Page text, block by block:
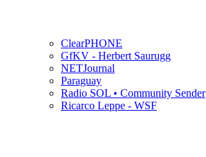
ClearPHONE
GfKV - Herbert Saurugg
NETJournal
Paraguay
Radio SOL • Community Sender
Ricarco Leppe - WSF